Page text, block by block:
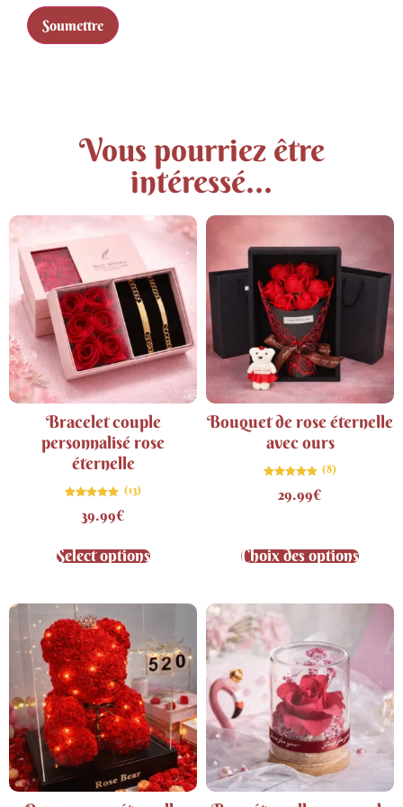
Vous pourriez être
intéressé...
Bracelet couple
personnalisé rose
éternelle
4.85
sur 5
(13)
39.99€
Select options
Bouquet de rose éternelle
avec ours
4.88
sur 5
(8)
29.99€
Choix des options